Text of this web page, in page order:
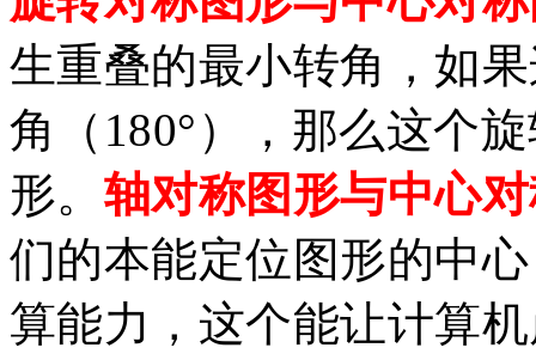
生重叠的最小转角，如
角（ 180°），那么这个
形。 轴对称图形与中心
们的本能定位图形的中
算能力，这个能让计算